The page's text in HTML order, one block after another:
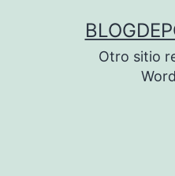
Otro sitio